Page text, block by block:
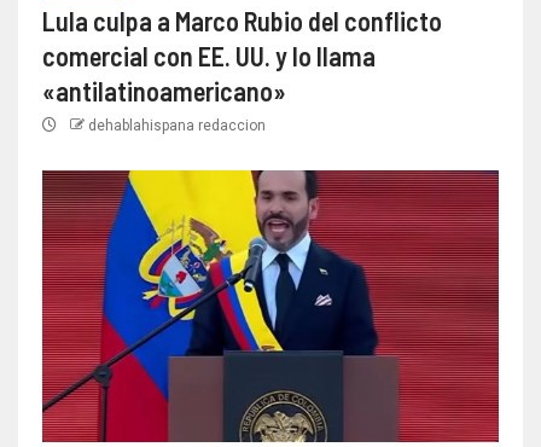
Lula culpa a Marco Rubio del conflicto
comercial con EE. UU. y lo llama
«antilatinoamericano»
dehablahispana redaccion